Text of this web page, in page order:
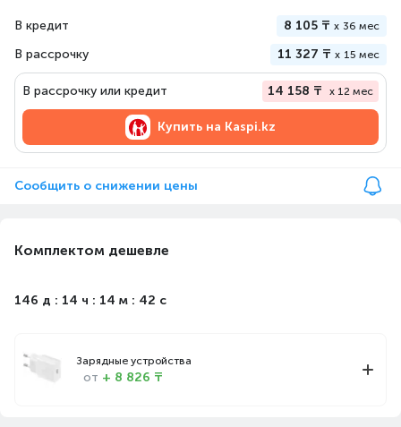
В кредит 8 105 ₸ x 36 мес
В рассрочку 11 327 ₸ x 15 мес
В рассрочку или кредит 14 158 ₸ x 12 мес
Купить на Kaspi.kz
Сообщить о снижении цены
Комплектом дешевле
146 д : 14 ч : 14 м : 41 с
Зарядные устройства
от + 8 826 ₸